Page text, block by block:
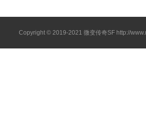
Copyright © 2019-2021 微变传奇SF http://